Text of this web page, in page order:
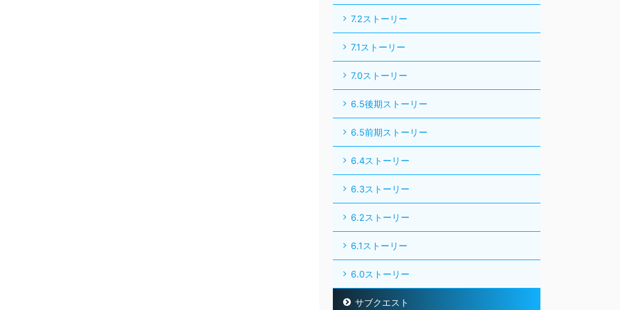
7.2ストーリー
7.1ストーリー
7.0ストーリー
6.5後期ストーリー
6.5前期ストーリー
6.4ストーリー
6.3ストーリー
6.2ストーリー
6.1ストーリー
6.0ストーリー
サブクエスト